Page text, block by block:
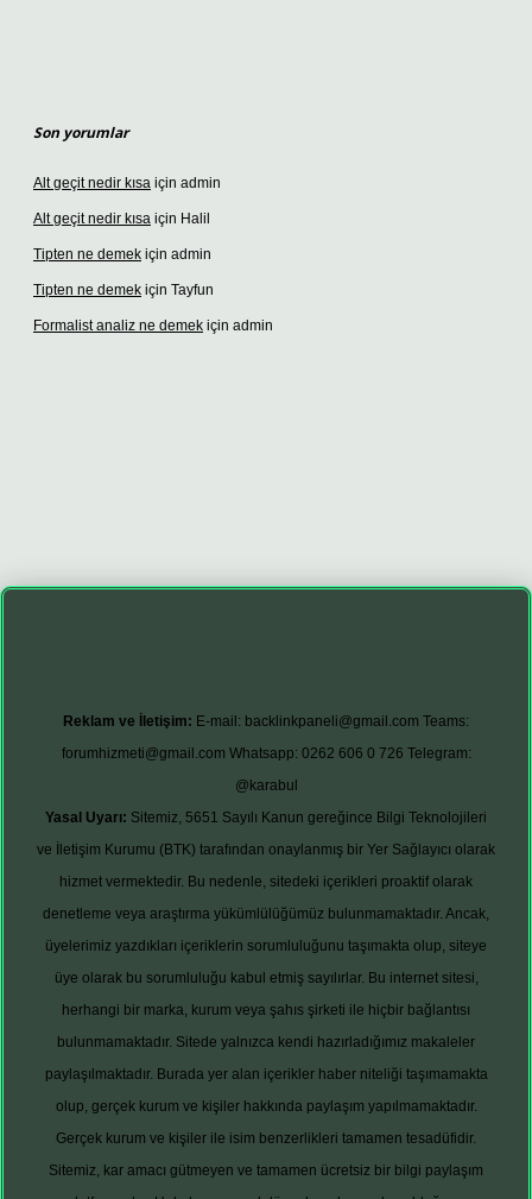
Son yorumlar
Alt geçit nedir kısa için admin
Alt geçit nedir kısa için Halil
Tipten ne demek için admin
Tipten ne demek için Tayfun
Formalist analiz ne demek için admin
girişbetexper giriş
Reklam ve İletişim: E-mail: backlinkpaneli@gmail.com Teams:
forumhizmeti@gmail.com Whatsapp: 0262 606 0 726 Telegram:
@karabul
Yasal Uyarı: Sitemiz, 5651 Sayılı Kanun gereğince Bilgi Teknolojileri
ve İletişim Kurumu (BTK) tarafından onaylanmış bir Yer Sağlayıcı olarak
hizmet vermektedir. Bu nedenle, sitedeki içerikleri proaktif olarak
denetleme veya araştırma yükümlülüğümüz bulunmamaktadır. Ancak,
üyelerimiz yazdıkları içeriklerin sorumluluğunu taşımakta olup, siteye
üye olarak bu sorumluluğu kabul etmiş sayılırlar. Bu internet sitesi,
herhangi bir marka, kurum veya şahıs şirketi ile hiçbir bağlantısı
bulunmamaktadır. Sitede yalnızca kendi hazırladığımız makaleler
paylaşılmaktadır. Burada yer alan içerikler haber niteliği taşımamakta
olup, gerçek kurum ve kişiler hakkında paylaşım yapılmamaktadır.
Gerçek kurum ve kişiler ile isim benzerlikleri tamamen tesadüfidir.
Sitemiz, kar amacı gütmeyen ve tamamen ücretsiz bir bilgi paylaşım